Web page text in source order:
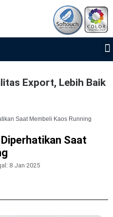
Export, Lebih Baik
Saat Membeli Kaos Running
Saat
8 Jan 2025